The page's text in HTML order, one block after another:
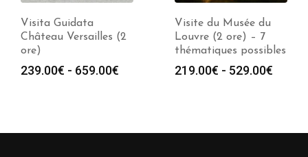
Visita Guidata
Château Versailles (2
ore)
239.00€ - 659.00€
239.00€
Visite du Musée du
Louvre (2 ore) – 7
thématiques possibles
219.00€ - 529.00€